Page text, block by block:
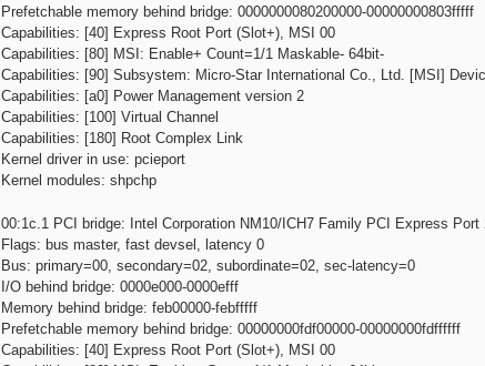
Prefetchable memory behind bridge: 0000000080200000-00000000803fffff
Capabilities: [40] Express Root Port (Slot+), MSI 00
Capabilities: [80] MSI: Enable+ Count=1/1 Maskable- 64bit-
Capabilities: [90] Subsystem: Micro-Star International Co., Ltd. [MSI]
Capabilities: [a0] Power Management version 2
Capabilities: [100] Virtual Channel
Capabilities: [180] Root Complex Link
Kernel driver in use: pcieport
Kernel modules: shpchp
00:1c.1 PCI bridge: Intel Corporation NM10/ICH7 Family PCI Express
Flags: bus master, fast devsel, latency 0
Bus: primary=00, secondary=02, subordinate=02, sec-latency=0
I/O behind bridge: 0000e000-0000efff
Memory behind bridge: feb00000-febfffff
Prefetchable memory behind bridge: 00000000fdf00000-00000000fdffffff
Capabilities: [40] Express Root Port (Slot+), MSI 00